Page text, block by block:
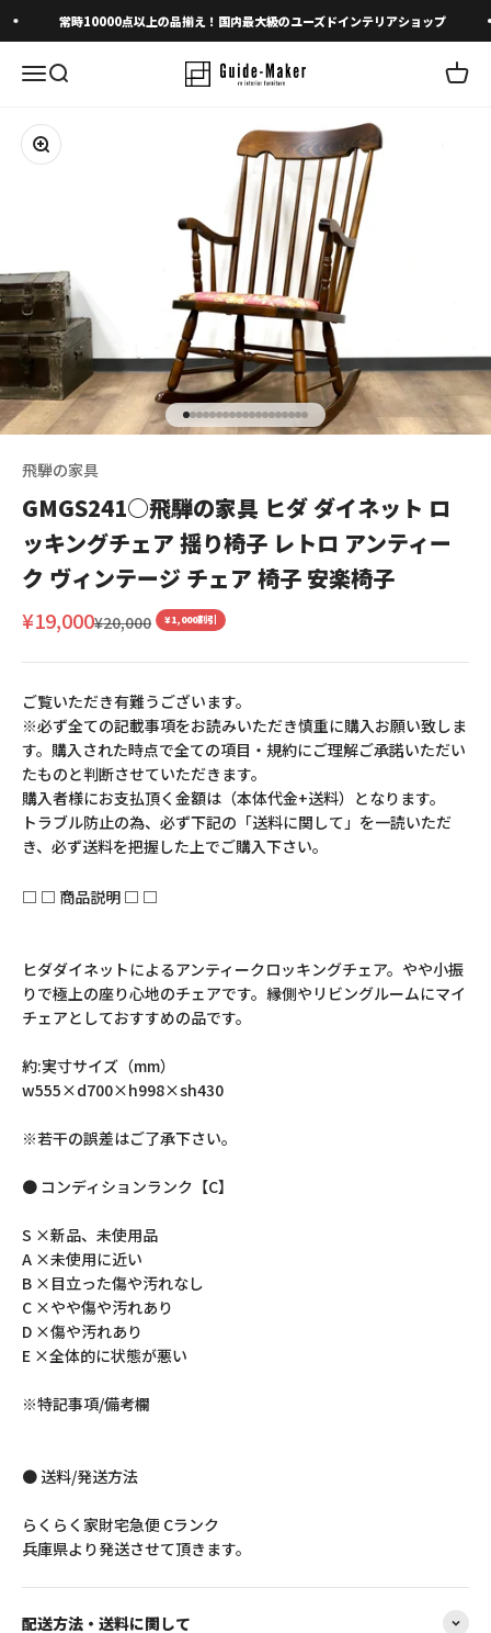
コンテンツへスキップ
常時10000点以上の品揃え！国内最大級のユーズドインテリアショップ
メニューを開く
検索を開く カー
ズームイン
I18n Error: Missing interpolation value
I18n Error: Missing interpolation value
I18n Error: Missing interpolation value
I18n Error: Missing interpolation
I18n Error: Missing interpolation
I18n Error: Missing interpolation
I18n Error: Missing interpolation
I18n Error: Missing interpolation
I18n Error: Missing interpolation
I18n Error: Missing interpolation
I18n Error: Missing
I18n Error: Missing
I18n Error: Missing
I18n Error: Missing
I18n Error: Missing
I18n Error: Missing
I18n Error: Missing
I18n Error: Missing
I18n Error: Missing
飛騨の家具
GMGS241○飛騨の家具 ヒダ ダイネット ロ
ッキングチェア 揺り椅子 レトロ アンティー
ク ヴィンテージ チェア 椅子 安楽椅子
セール価格
¥19,000通常価格
¥20,000 ¥1,000割引
ご覧いただき有難うございます。
※必ず全ての記載事項をお読みいただき慎重に購入お願い致しま
す。購入された時点で全ての項目・規約にご理解ご承諾いただい
たものと判断させていただきます。
購入者様にお支払頂く金額は（本体代金+送料）となります。
トラブル防止の為、必ず下記の「送料に関して」を一読いただ
き、必ず送料を把握した上でご購入下さい。
□ □ 商品説明 □ □
ヒダダイネットによるアンティークロッキングチェア。やや小振
りで極上の座り心地のチェアです。縁側やリビングルームにマイ
チェアとしておすすめの品です。
約:実寸サイズ（mm）
w555×d700×h998×sh430
※若干の誤差はご了承下さい。
● コンディションランク【C】
S ×新品、未使用品
A ×未使用に近い
B ×目立った傷や汚れなし
C ×やや傷や汚れあり
D ×傷や汚れあり
E ×全体的に状態が悪い
※特記事項/備考欄
● 送料/発送方法
らくらく家財宅急便 Cランク
兵庫県より発送させて頂きます。
配送方法・送料に関して